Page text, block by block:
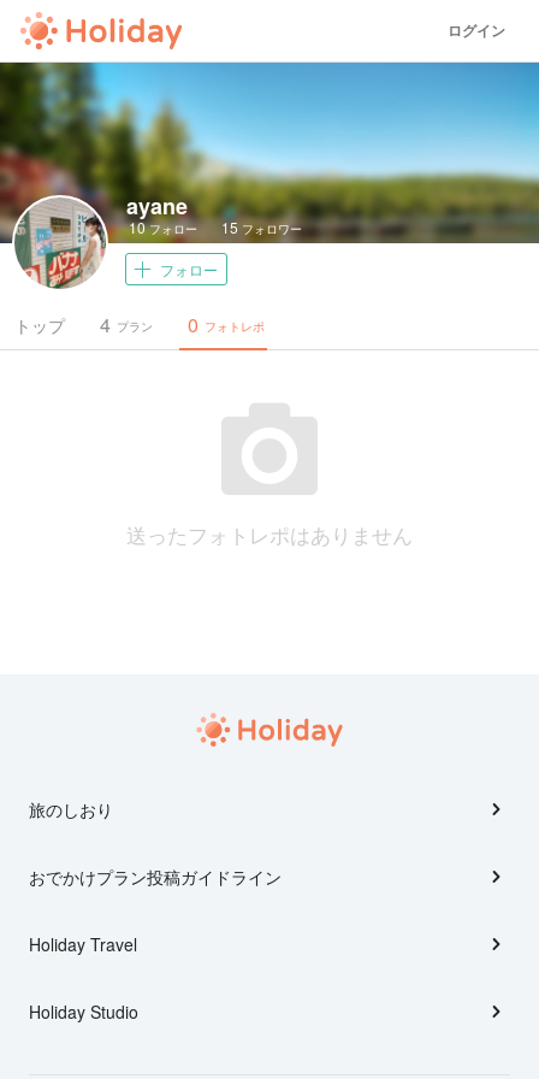
ログイン
ayane
10フォロー 15 フォロワー
フォロー
トップ プラン
4 フォトレポ
0
送ったフォトレポはありません
旅のしおり
おでかけプラン投稿ガイドライン
Holiday Travel
Holiday Studio